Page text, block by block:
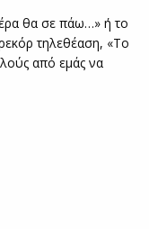
θα σε πάω…» ή το
τηλεθέαση, «Το
από εμάς να